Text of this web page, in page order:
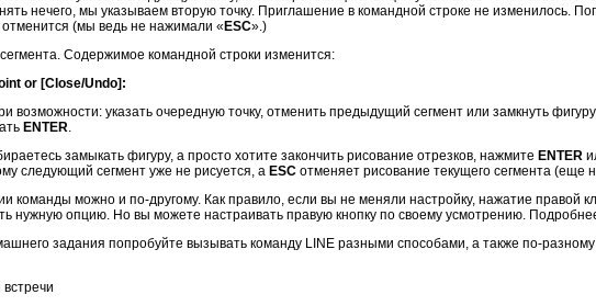
нечего, мы указываем вторую точку. Приглашение в командной строке не изменилось.
(мы ведь не нажимали «ESC».)
Содержимое командной строки изменится:
or [Close/Undo]:
возможности: указать очередную точку, отменить предыдущий сегмент или замкнуть
ENTER
замыкать фигуру, а просто хотите закончить рисование отрезков, нажмите ENTER
следующий сегмент уже не рисуется, а ESC отменяет рисование текущего сегмента (еще
команды можно и по-другому. Как правило, если вы не меняли настройку, нажатие правой
нужную опцию. Но вы можете настраивать правую кнопку по своему усмотрению.
задания попробуйте вызывать команду LINE разными способами, а также по-